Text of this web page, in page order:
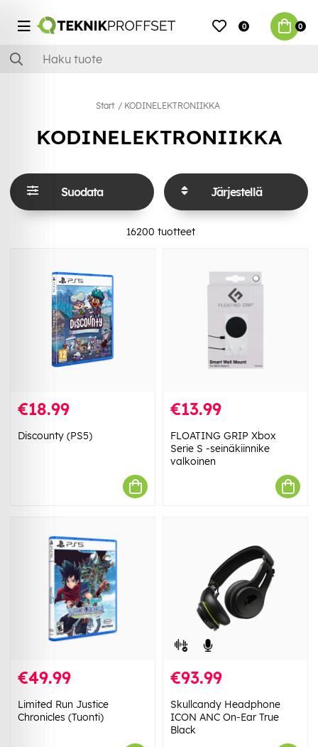
0 0
Start KODINELEKTRONIIKKA
KODINELEKTRONIIKKA
Suodata Järjestellä
16200 tuotteet
€18.99
Discounty (PS5)
€13.99
FLOATING GRIP Xbox
Serie S -seinäkiinnike
valkoinen
€49.99
Limited Run Justice
Chronicles (Tuonti)
€93.99
Skullcandy Headphone
ICON ANC On-Ear True
Black